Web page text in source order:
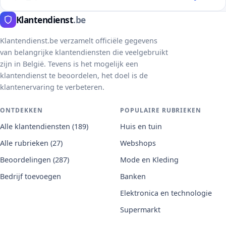
Klantendienst.be
Klantendienst.be verzamelt officiële gegevens
van belangrijke klantendiensten die veelgebruikt
zijn in België. Tevens is het mogelijk een
klantendienst te beoordelen, het doel is de
klantenervaring te verbeteren.
ONTDEKKEN
Alle klantendiensten (189)
Alle rubrieken (27)
Beoordelingen (287)
Bedrijf toevoegen
POPULAIRE RUBRIEKEN
Huis en tuin
Webshops
Mode en Kleding
Banken
Elektronica en technologie
Supermarkt